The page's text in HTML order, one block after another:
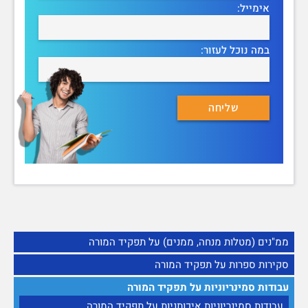
ממ"נים (מטלות מנחה, ממנים) על תפקיד המורה
סקירות ספרות על תפקיד המורה
עבודות סמינריוניות על תפקיד המורה
אימייל:
במה נוכל לעזור: